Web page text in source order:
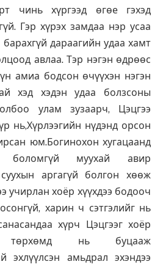
чинь хүргээд өгөе гэхэд
Гэр хүрэх замдаа нэр усаа
барахгүй дараагийн удаа хамт
авлаа. Тэр нэгэн өдрөөс
амиа бодсон өчүүхэн нэгэн
хэд хэдэн удаа болзсоны
улам зузаарч, Цэцгээ
нь,Хүрлээгийн нүдэнд орсон
юм.Богинохон хугацаанд
боломгүй муухай авир
аргагүй болгон хөөж
учирлан хоёр хүүхдээ бодооч
харин ч сэтгэлийг нь
хүрч Цэцгээг хоёр
төрхөмд нь буцааж
эхлүүлсэн амьдрал эхэндээ